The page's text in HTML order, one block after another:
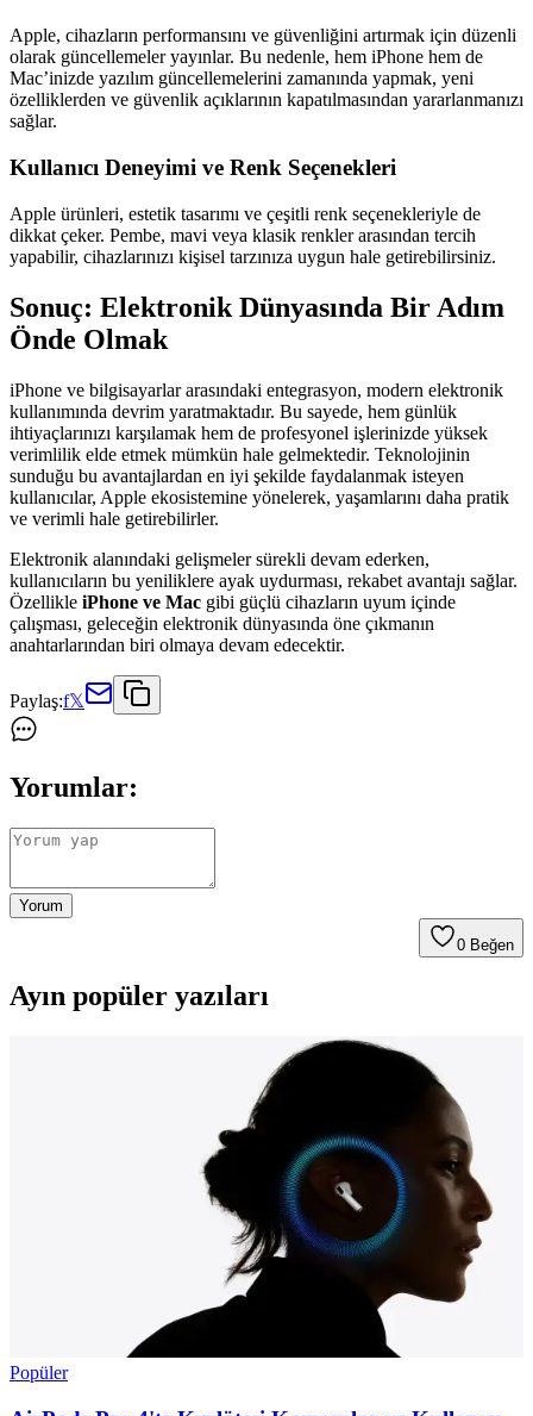
Apple, cihazların performansını ve güvenliğini artırmak için düzenli
olarak güncellemeler yayınlar. Bu nedenle, hem iPhone hem de
Mac’inizde yazılım güncellemelerini zamanında yapmak, yeni
özelliklerden ve güvenlik açıklarının kapatılmasından yararlanmanızı
sağlar.
Kullanıcı Deneyimi ve Renk Seçenekleri
Apple ürünleri, estetik tasarımı ve çeşitli renk seçenekleriyle de
dikkat çeker. Pembe, mavi veya klasik renkler arasından tercih
yapabilir, cihazlarınızı kişisel tarzınıza uygun hale getirebilirsiniz.
Sonuç: Elektronik Dünyasında Bir Adım
Önde Olmak
iPhone ve bilgisayarlar arasındaki entegrasyon, modern elektronik
kullanımında devrim yaratmaktadır. Bu sayede, hem günlük
ihtiyaçlarınızı karşılamak hem de profesyonel işlerinizde yüksek
verimlilik elde etmek mümkün hale gelmektedir. Teknolojinin
sunduğu bu avantajlardan en iyi şekilde faydalanmak isteyen
kullanıcılar, Apple ekosistemine yönelerek, yaşamlarını daha pratik
ve verimli hale getirebilirler.
Elektronik alanındaki gelişmeler sürekli devam ederken,
kullanıcıların bu yeniliklere ayak uydurması, rekabet avantajı sağlar.
Özellikle iPhone ve Mac gibi güçlü cihazların uyum içinde
çalışması, geleceğin elektronik dünyasında öne çıkmanın
anahtarlarından biri olmaya devam edecektir.
Paylaş:f𝕏
Yorumlar:
Yorum
0 Beğen
Ayın popüler yazıları
Popüler